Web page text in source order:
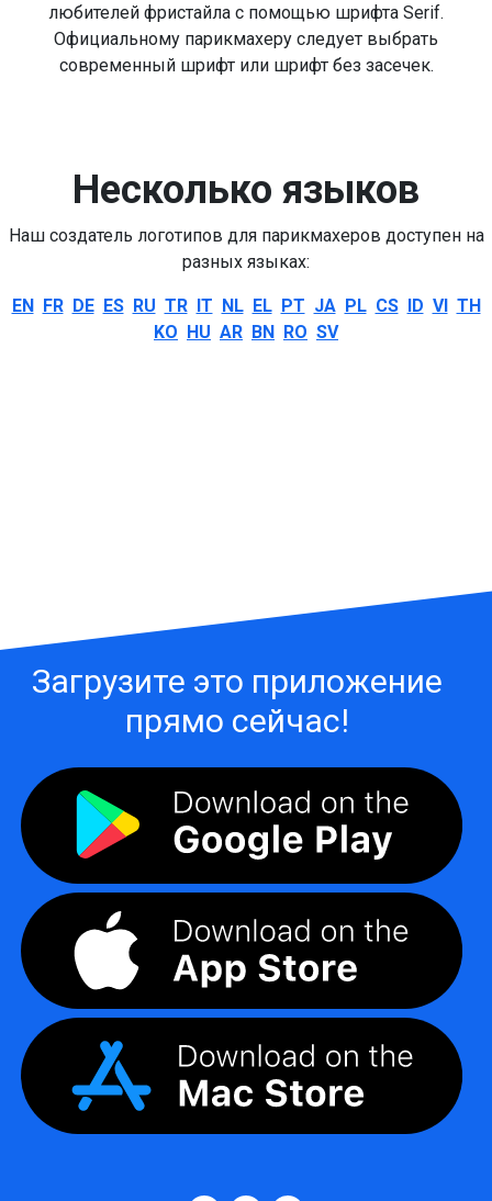
любителей фристайла с помощью шрифта Serif.
Официальному парикмахеру следует выбрать
современный шрифт или шрифт без засечек.
Несколько языков
Наш создатель логотипов для парикмахеров доступен на
разных языках:
EN FR DE ES RU TR IT NL EL PT JA PL CS ID VI TH
KO HU AR BN RO SV
Загрузите это приложение
прямо сейчас!